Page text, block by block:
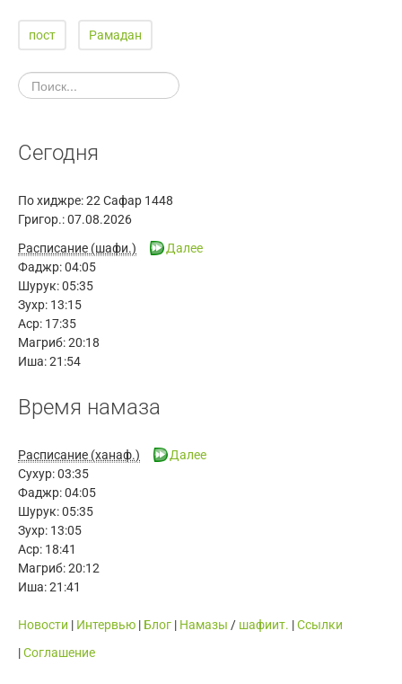
пост Рамадан
Сегодня
По хиджре:22 Сафар 1448
Григор.:07.08.2026
Расписание (шафи.)
Фаджр:04:05
Шурук:05:35
Зухр: 13:15
Аср: 17:35
Магриб:20:18
Иша:21:54
Далее
Время намаза
Расписание (ханаф.)
Сухур:03:35
Фаджр:04:05
Шурук:05:35
Зухр: 13:05
Аср: 18:41
Магриб:20:12
Иша:21:41
Далее
Новости | Интервью | Блог | Намазы / шафиит. |Ссылки
|Cоглашение